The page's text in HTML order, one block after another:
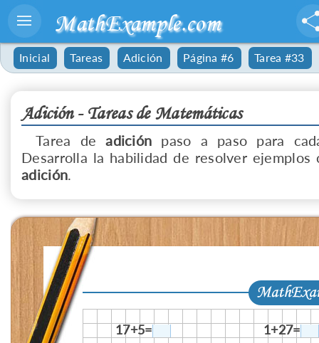
MathExample.com
Inicial Tareas Adición Página #6 Tarea #33
Adición - Tareas de Matemáticas
Tarea deadición paso a paso para
Desarrolla la habilidad de resolver ejemplos
adición.
17+5=
1+27=